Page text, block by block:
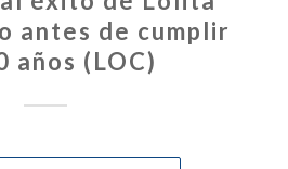
antes de cumplir
años (LOC)